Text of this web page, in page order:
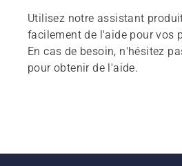
Utilisez notre assistant
facilement de l'aide pour vos
En cas de besoin, n'hésitez
pour obtenir de l'aide.